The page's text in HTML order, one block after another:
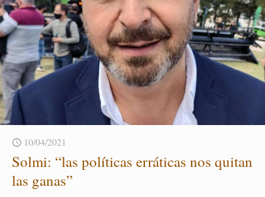
10/04/2021
Solmi: “las po­lí­ti­cas errá­ti­cas nos qui­tan
las ganas”